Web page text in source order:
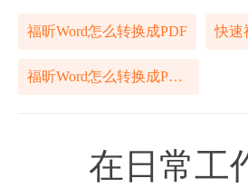
福昕Word怎么转换成PDF
福昕Word怎么转换成PDF快捷方式
在日常工作